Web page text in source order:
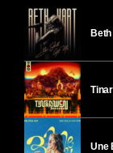
Une